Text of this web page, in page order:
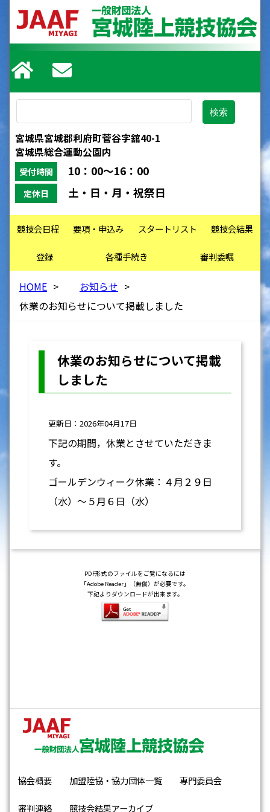
宮城県宮城郡利府町菅谷字舘40-1
宮城県総合運動公園内
受付時間 10：00～16：00
定休日 土・日・月・祝祭日
競技会日程 要項・申込み スタートリスト 競技会結果
登録 各種手続き 審判委嘱
HOME > お知らせ >
休業のお知らせについて掲載しました
休業のお知らせについて掲載
しました
更新日：2026年04月17日
下記の期間，休業とさせていただきま
す。
ゴールデンウィーク休業：４月２９日
（水）～５月６日（水）
PDF形式のファイルをご覧になるには
「Adobe Reader」（無償）が必要です。
下記よりダウンロードが出来ます。
協会概要 加盟陸協・協力団体一覧 専門委員会
審判連絡 競技会結果アーカイブ